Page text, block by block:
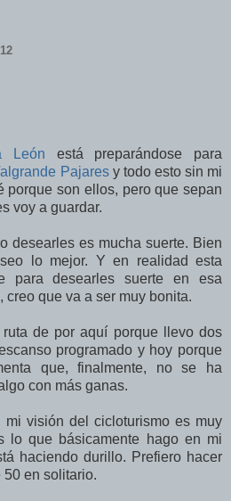
León está preparándose para
Pajaresy todo esto sin mi
porque son ellos, pero que sepan
voy a guardar.
desearles es mucha suerte. Bien
lo mejor. Y en realidad esta
para desearles suerte en esa
creo que va a ser muy bonita.
de por aquí porque llevo dos
programado y hoy porque
que, finalmente, no se ha
con más ganas.
mi visión del cicloturismo es muy
lo que básicamente hago en mi
haciendo durillo. Prefiero hacer
50 en solitario.